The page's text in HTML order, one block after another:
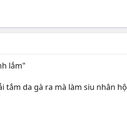
lắm"
tắm da gà ra mà làm siu nhân